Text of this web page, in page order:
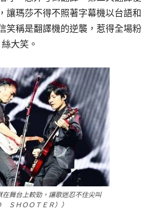
讓瑪莎不得不照著字幕機以台語和
笑稱是翻譯機的逆襲，惹得全場粉
絲大笑。
舞台上較勁，讓歌迷忍不住尖叫
ＳＨＯＯＴＥＲ））